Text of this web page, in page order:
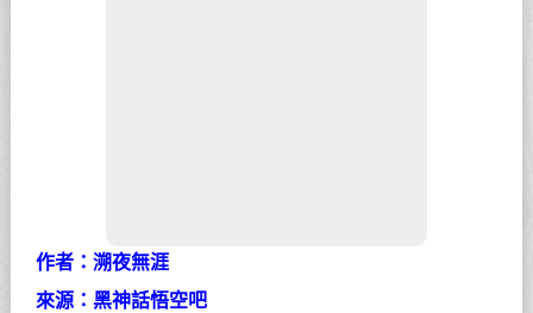
作者：溯夜無涯
來源：黑神話悟空吧